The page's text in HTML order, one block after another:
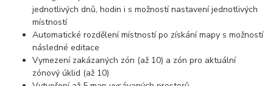
jednotlivých dnů, hodin i s možností nastavení jednotlivých
místností
Automatické rozdělení místností po získání mapy s možností
následné editace
Vymezení zakázaných zón (až 10) a zón pro aktuální
zónový úklid (až 10)